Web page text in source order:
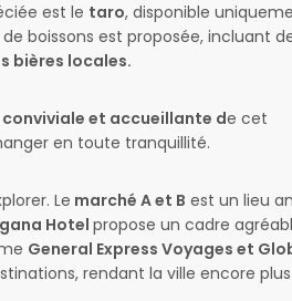
est le taro, disponible
boissons est proposée, incluant
bières locales.
et accueillante de cet
en toute tranquillité.
Le marché A et B est un lieu
Hotelpropose un cadre
General Express Voyages et
rendant la ville encore plus